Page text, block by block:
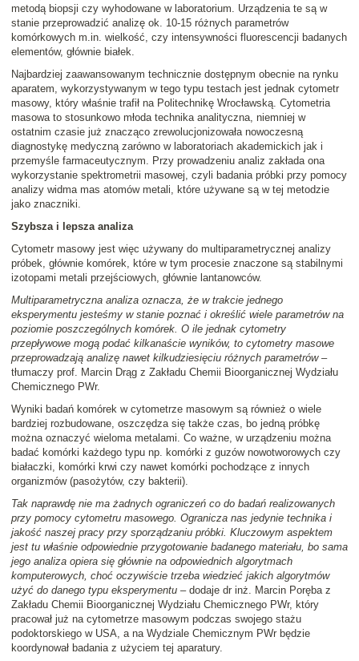
metodą biopsji czy wyhodowane w laboratorium. Urządzenia te są w
stanie przeprowadzić analizę ok. 10-15 różnych parametrów
komórkowych m.in. wielkość, czy intensywności fluorescencji badanych
elementów, głównie białek.
Najbardziej zaawansowanym technicznie dostępnym obecnie na rynku
aparatem, wykorzystywanym w tego typu testach jest jednak cytometr
masowy, który właśnie trafił na Politechnikę Wrocławską. Cytometria
masowa to stosunkowo młoda technika analityczna, niemniej w
ostatnim czasie już znacząco zrewolucjonizowała nowoczesną
diagnostykę medyczną zarówno w laboratoriach akademickich jak i
przemyśle farmaceutycznym. Przy prowadzeniu analiz zakłada ona
wykorzystanie spektrometrii masowej, czyli badania próbki przy pomocy
analizy widma mas atomów metali, które używane są w tej metodzie
jako znaczniki.
Szybsza i lepsza analiza
Cytometr masowy jest więc używany do multiparametrycznej analizy
próbek, głównie komórek, które w tym procesie znaczone są stabilnymi
izotopami metali przejściowych, głównie lantanowców.
Multiparametryczna analiza oznacza, że w trakcie jednego
eksperymentu jesteśmy w stanie poznać i określić wiele parametrów na
poziomie poszczególnych komórek. O ile jednak cytometry
przepływowe mogą podać kilkanaście wyników, to cytometry masowe
przeprowadzają analizę nawet kilkudziesięciu różnych parametrów–
tłumaczy prof. Marcin Drąg z Zakładu Chemii Bioorganicznej Wydziału
Chemicznego PWr.
Wyniki badań komórek w cytometrze masowym są również o wiele
bardziej rozbudowane, oszczędza się także czas, bo jedną próbkę
można oznaczyć wieloma metalami. Co ważne, w urządzeniu można
badać komórki każdego typu np. komórki z guzów nowotworowych czy
białaczki, komórki krwi czy nawet komórki pochodzące z innych
organizmów (pasożytów, czy bakterii).
Tak naprawdę nie ma żadnych ograniczeń co do badań realizowanych
przy pomocy cytometru masowego. Ogranicza nas jedynie technika i
jakość naszej pracy przy sporządzaniu próbki. Kluczowym aspektem
jest tu właśnie odpowiednie przygotowanie badanego materiału, bo sama
jego analiza opiera się głównie na odpowiednich algorytmach
komputerowych, choć oczywiście trzeba wiedzieć jakich algorytmów
użyć do danego typu eksperymentu – dodaje dr inż. Marcin Poręba z
Zakładu Chemii Bioorganicznej Wydziału Chemicznego PWr, który
pracował już na cytometrze masowym podczas swojego stażu
podoktorskiego w USA, a na Wydziale Chemicznym PWr będzie
koordynował badania z użyciem tej aparatury.